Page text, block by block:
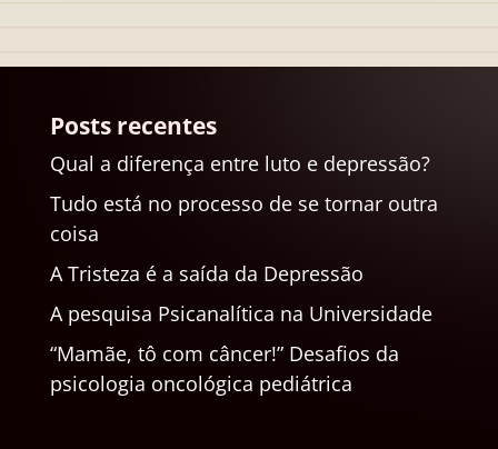
Posts recentes
Qual a diferença entre luto e depressão?
Tudo está no processo de se tornar outra
coisa
A Tristeza é a saída da Depressão
A pesquisa Psicanalítica na Universidade
“Mamãe, tô com câncer!” Desafios da
psicologia oncológica pediátrica